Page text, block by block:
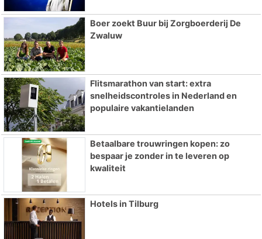
Boer zoekt Buur bij Zorgboerderij De
Zwaluw
Flitsmarathon van start: extra
snelheidscontroles in Nederland en
populaire vakantielanden
Betaalbare trouwringen kopen: zo
bespaar je zonder in te leveren op
kwaliteit
Hotels in Tilburg